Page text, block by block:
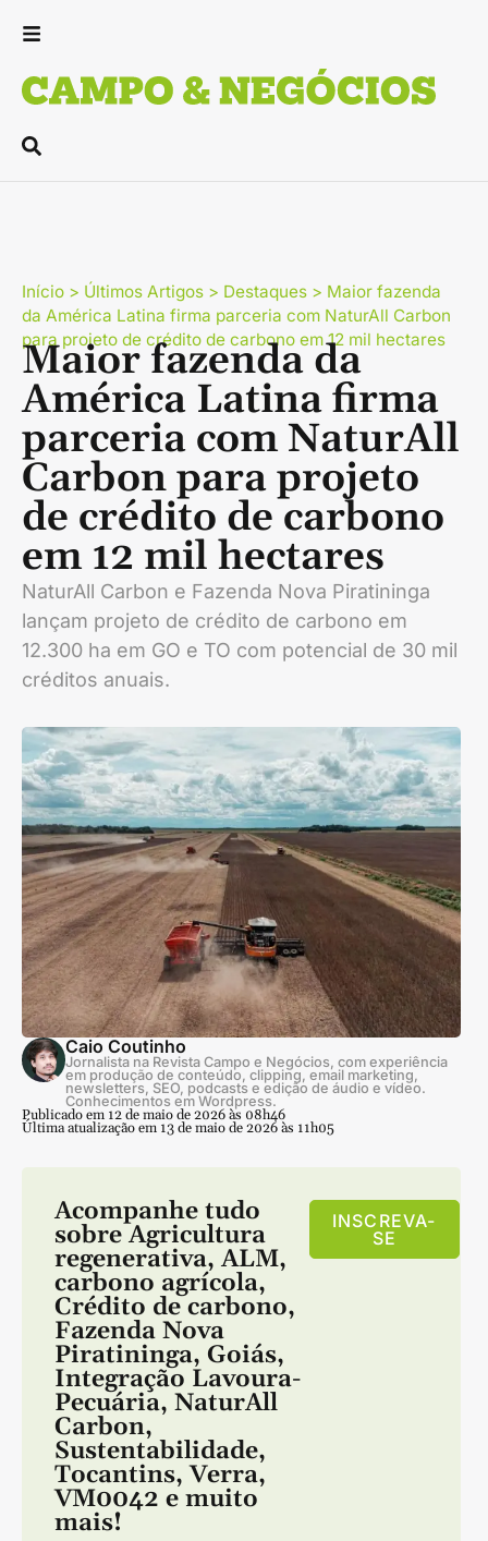
Início > Últimos Artigos > Destaques > Maior fazenda
da América Latina firma parceria com NaturAll Carbon
para projeto de crédito de carbono em 12 mil hectares
Maior fazenda da
América Latina firma
parceria com NaturAll
Carbon para projeto
de crédito de carbono
em 12 mil hectares
NaturAll Carbon e Fazenda Nova Piratininga
lançam projeto de crédito de carbono em
12.300 ha em GO e TO com potencial de 30 mil
créditos anuais.
Caio Coutinho
Jornalista na Revista Campo e Negócios, com experiência
em produção de conteúdo, clipping, email marketing,
newsletters, SEO, podcasts e edição de áudio e vídeo.
Conhecimentos em Wordpress.
Publicado em 12 de maio de 2026 às 08h46
Última atualização em 13 de maio de 2026 às 11h05
Acompanhe tudo
sobre Agricultura
regenerativa, ALM,
carbono agrícola,
Crédito de carbono,
Fazenda Nova
Piratininga, Goiás,
Integração Lavoura-
Pecuária, NaturAll
Carbon,
Sustentabilidade,
Tocantins,Verra,
VM0042 e muito
mais!
INSCREVA-
SE